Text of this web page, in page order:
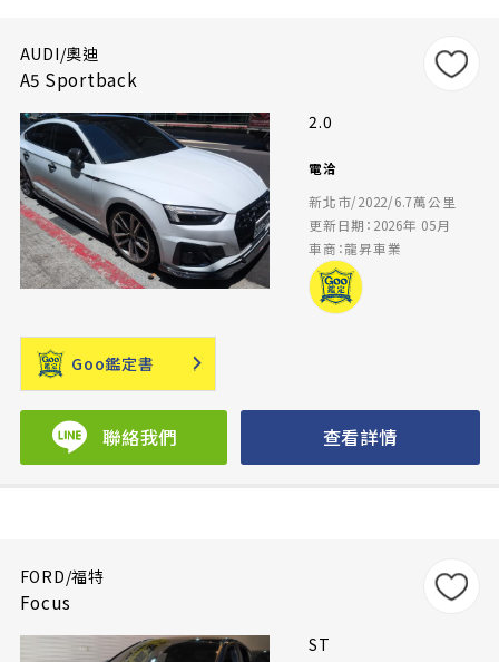
AUDI/奧迪
A5 Sportback
2.0
電洽
新北市/2022/6.7萬公里
更新日期：2026年 05月
車商：龍昇車業
Goo鑑定書
聯絡我們 查看詳情
FORD/福特
Focus
ST